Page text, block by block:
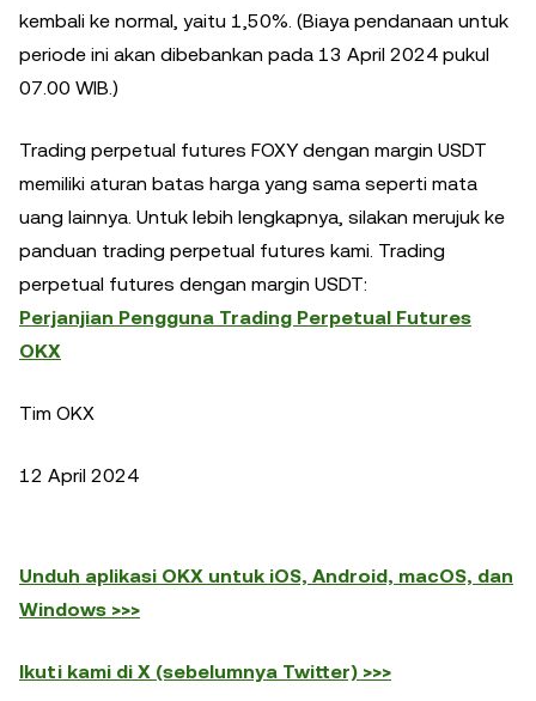
kembali ke normal, yaitu 1,50%. (Biaya pendanaan untuk
periode ini akan dibebankan pada 13 April 2024 pukul
07.00 WIB.)
Trading perpetual futures FOXY dengan margin USDT
memiliki aturan batas harga yang sama seperti mata
uang lainnya. Untuk lebih lengkapnya, silakan merujuk ke
panduan trading perpetual futures kami. Trading
perpetual futures dengan margin USDT:
Perjanjian Pengguna Trading Perpetual Futures
OKX
Tim OKX
12 April 2024
Unduh aplikasi OKX untuk iOS, Android, macOS, dan
Windows >>>
Ikuti kami di X (sebelumnya Twitter) >>>